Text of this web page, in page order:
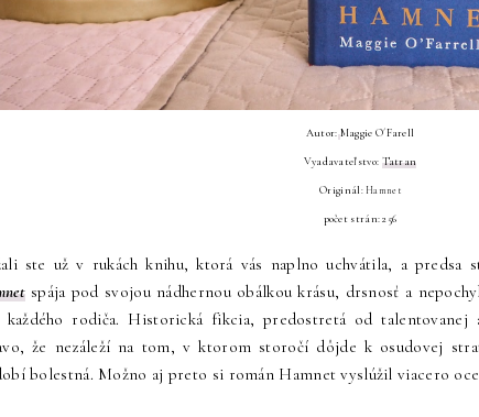
Autor: Maggie O´Farell
Vyadavateľstvo: Tatran
Originál: Hamnet
počet strán: 256
ste už v rukách knihu, ktorá vás naplno uchvátila, a predsa
spája pod svojou nádhernou obálkou krásu, drsnosť a
každého rodiča. Historická fikcia, predostretá od talentovanej
že nezáleží na tom, v ktorom storočí dôjde k osudovej
bolestná. Možno aj preto si román Hamnet vyslúžil viacero